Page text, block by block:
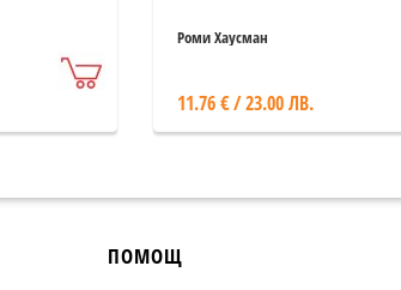
Роми Хаусман
11.76 € / 23.00 ЛВ.
ПОМОЩ